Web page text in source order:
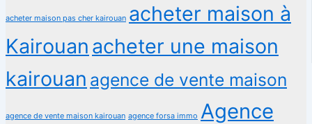
acheter maison pas cher kairouan acheter maison à
Kairouan acheter une maison
kairouan agence de vente maison
agence de vente maison kairouan agence forsa immo Agence